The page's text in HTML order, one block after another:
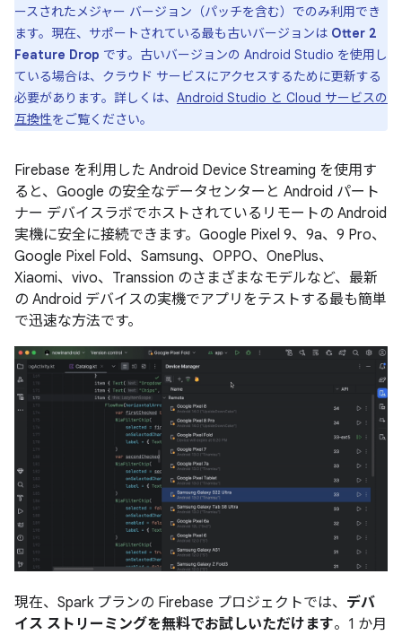
ースされたメジャー バージョン（パッチを含む）でのみ利用でき
ます。現在、サポートされている最も古いバージョンは Otter 2
Feature Drop です。古いバージョンの Android Studio を使用し
ている場合は、クラウド サービスにアクセスするために更新する
必要があります。詳しくは、 Android Studio と Cloud サービスの
互換性をご覧ください。
Firebase を利用した Android Device Streaming を使用す
ると、Google の安全なデータセンターと Android パート
ナー デバイスラボでホストされているリモートの Android
実機に安全に接続できます。Google Pixel 9、9a、9 Pro、
Google Pixel Fold、Samsung、OPPO、OnePlus、
Xiaomi、vivo、Transsion のさまざまなモデルなど、最新
の Android デバイスの実機でアプリをテストする最も簡単
で迅速な方法です。
現在、Spark プランの Firebase プロジェクトでは、 デバ
イス ストリーミングを無料でお試しいただけます。1 か月